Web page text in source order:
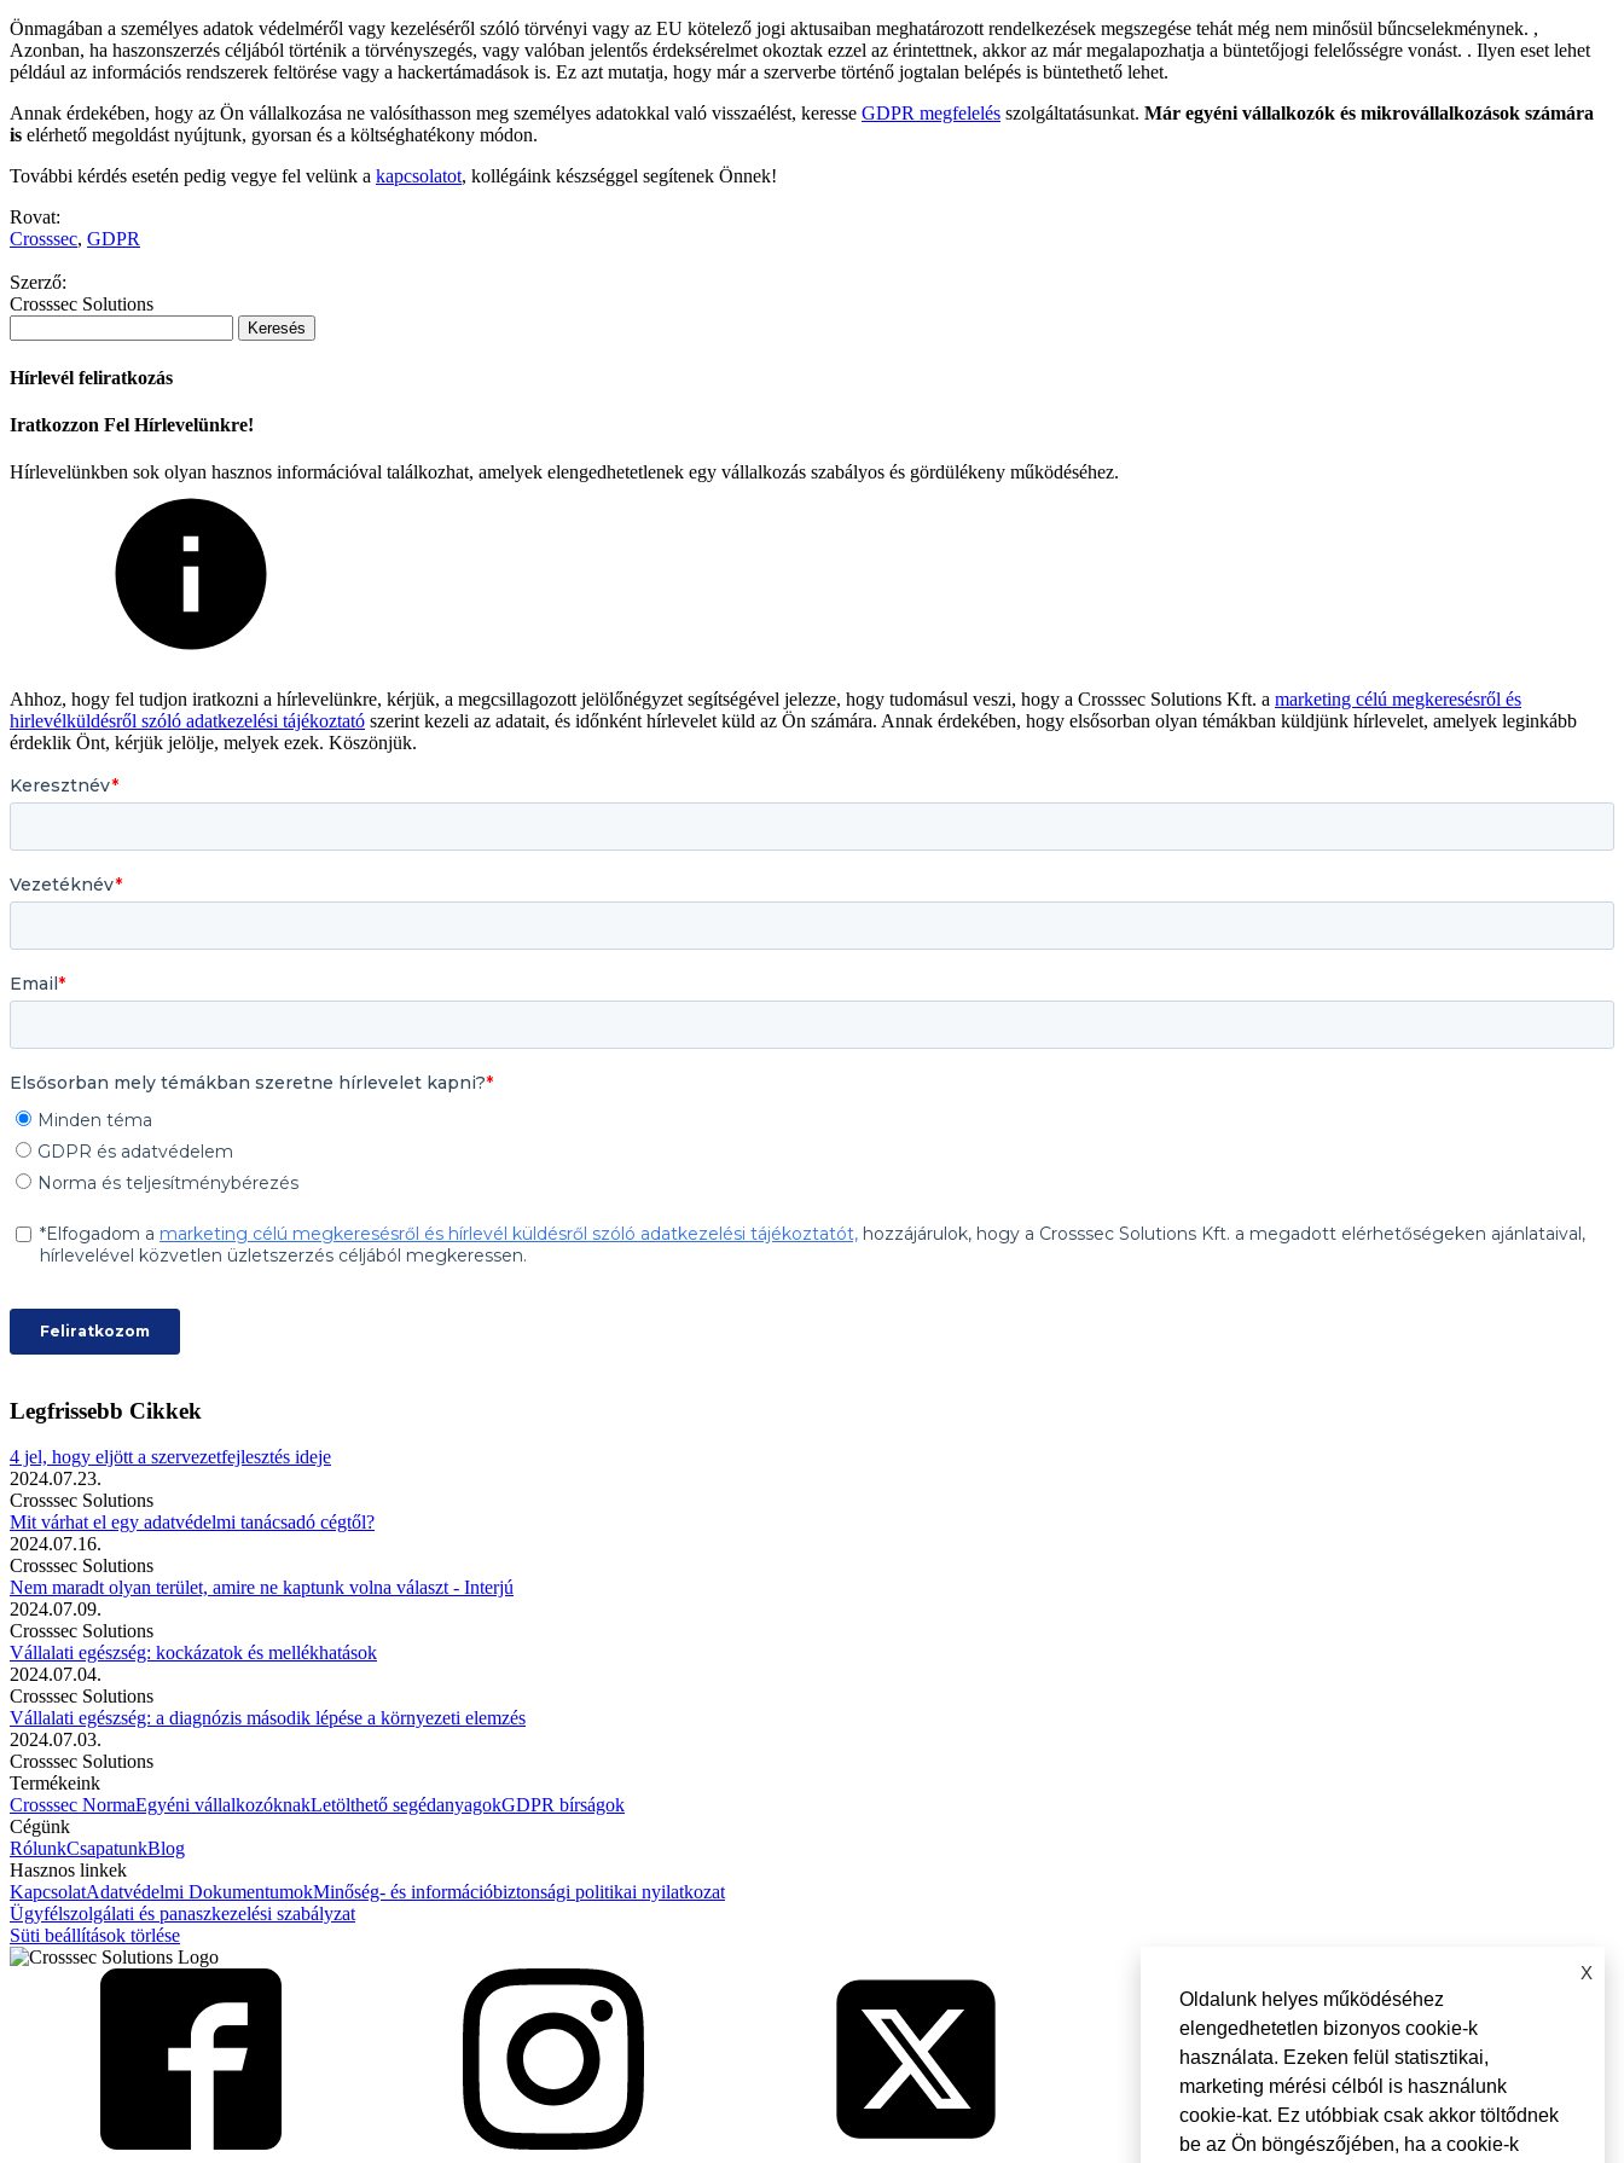
Oldalunk helyes működéséhez
elengedhetetlen bizonyos cookie-k
használata. Ezeken felül statisztikai,
marketing mérési célból is használunk
cookie-kat. Ez utóbbiak csak akkor töltődnek
be az Ön böngészőjében, ha a cookie-k
X
Önmagában a személyes adatok védelméről vagy kezeléséről szóló törvényi vagy az EU kötelező jogi aktusaiban meghatározott rendelkezések megszegése tehát még nem minősül bűncselekménynek. ,
Azonban, ha haszonszerzés céljából történik a törvényszegés, vagy valóban jelentős érdeksérelmet okoztak ezzel az érintettnek, akkor az már megalapozhatja a büntetőjogi felelősségre vonást. . Ilyen eset lehet
például az információs rendszerek feltörése vagy a hackertámadások is. Ez azt mutatja, hogy már a szerverbe történő jogtalan belépés is büntethető lehet.
Annak érdekében, hogy az Ön vállalkozása ne valósíthasson meg személyes adatokkal való visszaélést, keresse GDPR megfelelés szolgáltatásunkat. Már egyéni vállalkozók és mikrovállalkozások számára
is elérhető megoldást nyújtunk, gyorsan és a költséghatékony módon.
További kérdés esetén pedig vegye fel velünk a kapcsolatot, kollégáink készséggel segítenek Önnek!
Rovat:
Crosssec, GDPR
Szerző:
Crosssec Solutions
Hírlevél feliratkozás
Iratkozzon Fel Hírlevelünkre!
Hírlevelünkben sok olyan hasznos információval találkozhat, amelyek elengedhetetlenek egy vállalkozás szabályos és gördülékeny működéséhez.
Ahhoz, hogy fel tudjon iratkozni a hírlevelünkre, kérjük, a megcsillagozott jelölőnégyzet segítségével jelezze, hogy tudomásul veszi, hogy a Crosssec Solutions Kft. a marketing célú megkeresésről és
hirlevélküldésről szóló adatkezelési tájékoztató szerint kezeli az adatait, és időnként hírlevelet küld az Ön számára. Annak érdekében, hogy elsősorban olyan témákban küldjünk hírlevelet, amelyek leginkább
érdeklik Önt, kérjük jelölje, melyek ezek. Köszönjük.
Legfrissebb Cikkek
4 jel, hogy eljött a szervezetfejlesztés ideje
2024.07.23.
Crosssec Solutions
Mit várhat el egy adatvédelmi tanácsadó cégtől?
2024.07.16.
Crosssec Solutions
Nem maradt olyan terület, amire ne kaptunk volna választ - Interjú
2024.07.09.
Crosssec Solutions
Vállalati egészség: kockázatok és mellékhatások
2024.07.04.
Crosssec Solutions
Vállalati egészség: a diagnózis második lépése a környezeti elemzés
2024.07.03.
Crosssec Solutions
Termékeink
Crosssec NormaEgyéni vállalkozóknakLetölthető segédanyagokGDPR bírságok
Cégünk
RólunkCsapatunkBlog
Hasznos linkek
KapcsolatAdatvédelmi DokumentumokMinőség- és információbiztonsági politikai nyilatkozat
Ügyfélszolgálati és panaszkezelési szabályzat
Süti beállítások törlése